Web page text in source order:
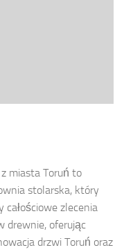
miasta Toruń to
stolarska, który
całościowe zlecenia
drewnie, oferując
drzwi Toruń oraz